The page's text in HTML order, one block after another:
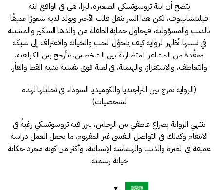
يتضح أن ابنة تروسوتسكي الصغيرة، ليزا، هي في الواقع ابنة
فيليتشانينوف، لكن هذا السر يثقل قلب الأخير ويولد لديه شعورًا عميقًا
بالذنب والمسؤولية، فيحاول حماية الطفلة من والدها السكير والمشتبه
في نسبها. تُظهر الرواية كيف يتحوَّل الحب والخيانة والاعتراف إلى شبكة
معقَّدة من المشاعر المتضاربة بين الشخصين، تتأرجح بين الكراهية،
والتعاطف، والاستفزاز، والهيمنة، في لعبة قوى نفسية تشبه القط والفأر.
(الرواية تمزج بين التراجيديا والكوميديا السوداء في تحليلها لهذه
الشخصيات).
تنتهي الرواية بصراع عاطفي بين الرجلين، يبرز فيه تروسوتسكي رغبةً في
الانتقام وكذلك في التواصل النفسي غير المفهوم، ما يجعل العمل دراسة
عميقة في الغيرة والذنب والهشاشة الإنسانية، وأكثر من كونه مجرد حكاية
خيانة رسمية.